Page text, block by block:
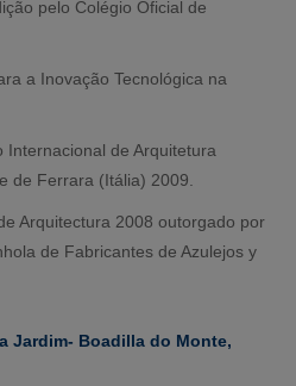
pelo Colégio Oficial de
a Inovação Tecnológica na
Internacional de Arquitetura
de Ferrara (Itália) 2009.
Arquitectura 2008 outorgado por
de Fabricantes de Azulejos y
Jardim- Boadilla do Monte,